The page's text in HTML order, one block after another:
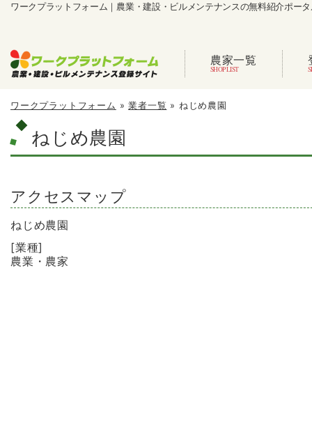
ワークプラットフォーム｜農業・建設・ビルメンテナンスの無料紹介ポー
農家一覧
ワークプラットフォーム »業者一覧 » ねじめ農園
ねじめ農園
アクセスマップ
ねじめ農園
[業種]
農業・農家